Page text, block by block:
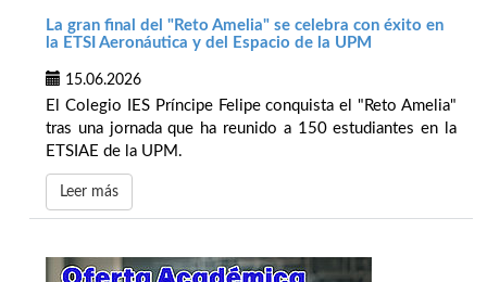
La gran final del "Reto Amelia" se celebra con éxito en
la ETSI Aeronáutica y del Espacio de la UPM
15.06.2026
El Colegio IES Príncipe Felipe conquista el "Reto Amelia"
tras una jornada que ha reunido a 150 estudiantes en la
ETSIAE de la UPM.
Leer más